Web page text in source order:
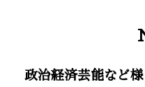
政治経済芸能など